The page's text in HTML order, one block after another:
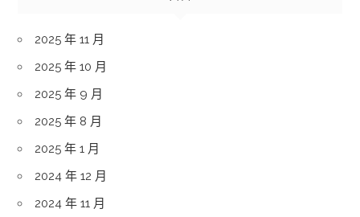
2025 年 11 月
2025 年 10 月
2025 年 9 月
2025 年 8 月
2025 年 1 月
2024 年 12 月
2024 年 11 月